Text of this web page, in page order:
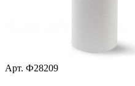
Арт. Ф28209